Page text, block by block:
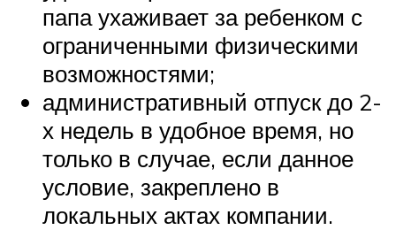
папа ухаживает за ребенком с
ограниченными физическими
возможностями;
административный отпуск до 2-
х недель в удобное время, но
только в случае, если данное
условие, закреплено в
локальных актах компании.